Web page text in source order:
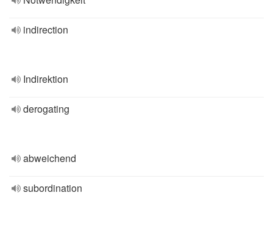
indirection
Indirektion
derogating
abweichend
subordination